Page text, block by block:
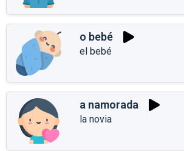
o bebé
el bebé
a namorada
la novia